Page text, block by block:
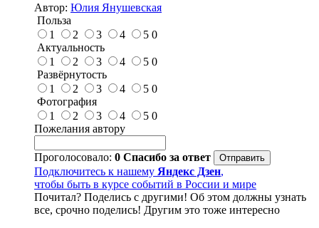
Автор: Юлия Янушевская
Польза
1
2 3 4 5 0
Актуальность
1
2 3 4 5 0
Развёрнутость
1
2 3 4 5 0
Фотография
1
2 3 4 5 0
Пожелания автору
Проголосовало: 0 Спасибо за ответ
Подключитесь к нашему Яндекс Дзен,
чтобы быть в курсе событий в России и мире
Почитал? Поделись с другими! Об этом должны узнать
все, срочно поделись! Другим это тоже интересно